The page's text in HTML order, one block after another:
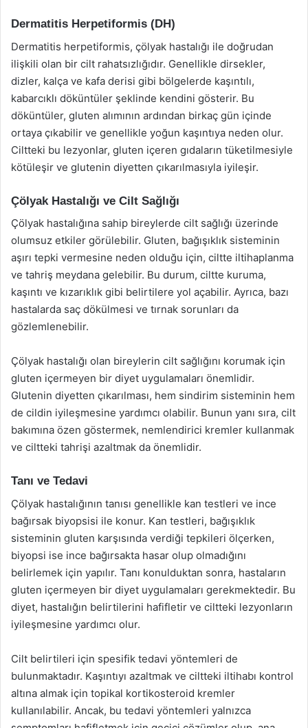
Dermatitis Herpetiformis (DH)
Dermatitis herpetiformis, çölyak hastalığı ile doğrudan
ilişkili olan bir cilt rahatsızlığıdır. Genellikle dirsekler,
dizler, kalça ve kafa derisi gibi bölgelerde kaşıntılı,
kabarcıklı döküntüler şeklinde kendini gösterir. Bu
döküntüler, gluten alımının ardından birkaç gün içinde
ortaya çıkabilir ve genellikle yoğun kaşıntıya neden olur.
Ciltteki bu lezyonlar, gluten içeren gıdaların tüketilmesiyle
kötüleşir ve glutenin diyetten çıkarılmasıyla iyileşir.
Çölyak Hastalığı ve Cilt Sağlığı
Çölyak hastalığına sahip bireylerde cilt sağlığı üzerinde
olumsuz etkiler görülebilir. Gluten, bağışıklık sisteminin
aşırı tepki vermesine neden olduğu için, ciltte iltihaplanma
ve tahriş meydana gelebilir. Bu durum, ciltte kuruma,
kaşıntı ve kızarıklık gibi belirtilere yol açabilir. Ayrıca, bazı
hastalarda saç dökülmesi ve tırnak sorunları da
gözlemlenebilir.
Çölyak hastalığı olan bireylerin cilt sağlığını korumak için
gluten içermeyen bir diyet uygulamaları önemlidir.
Glutenin diyetten çıkarılması, hem sindirim sisteminin hem
de cildin iyileşmesine yardımcı olabilir. Bunun yanı sıra, cilt
bakımına özen göstermek, nemlendirici kremler kullanmak
ve ciltteki tahrişi azaltmak da önemlidir.
Tanı ve Tedavi
Çölyak hastalığının tanısı genellikle kan testleri ve ince
bağırsak biyopsisi ile konur. Kan testleri, bağışıklık
sisteminin gluten karşısında verdiği tepkileri ölçerken,
biyopsi ise ince bağırsakta hasar olup olmadığını
belirlemek için yapılır. Tanı konulduktan sonra, hastaların
gluten içermeyen bir diyet uygulamaları gerekmektedir. Bu
diyet, hastalığın belirtilerini hafifletir ve ciltteki lezyonların
iyileşmesine yardımcı olur.
Cilt belirtileri için spesifik tedavi yöntemleri de
bulunmaktadır. Kaşıntıyı azaltmak ve ciltteki iltihabı kontrol
altına almak için topikal kortikosteroid kremler
kullanılabilir. Ancak, bu tedavi yöntemleri yalnızca